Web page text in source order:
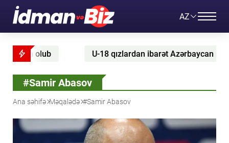
AZ
U-18 qızlardan ibarət Azərbaycan millisi Şimali
#Samir Abasov
Ana səhifə Məqalədə #Samir Abasov